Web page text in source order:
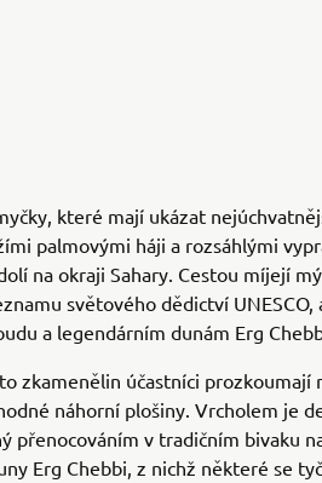
které mají ukázat
palmovými háji a rozsáhlými
na okraji Sahary. Cestou míjejí
světového dědictví
a legendárním dunám Erg
zkamenělin účastníci prozkoumají
náhorní plošiny. Vrcholem je
přenocováním v tradičním bivaku
Erg Chebbi, z nichž některé se